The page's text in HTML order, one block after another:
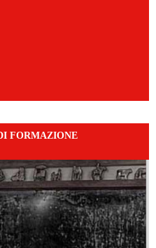
FORMAZIONE